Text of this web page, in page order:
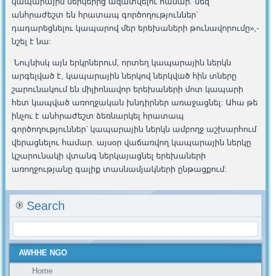
անհրաժեշտ են հրատապ գործողություններ՝
դադարեցնելու կապարով մեր երեխաների թունավորումը»,-
նշել է նա:
Նույնիսկ այն երկրներում, որտեղ կապարային ներկն
արգելված է, կապարային ներկով ներկված հին տները
շարունակում են միլիոնավոր երեխաների մոտ կապարի
հետ կապված առողջական խնդիրներ առաջացնել: Ահա թե
ինչու է անհրաժեշտ ձեռնարկել հրատապ
գործողություններ՝ կապարային ներկն ամբողջ աշխարհում
վերացնելու համար. այսօր վաճառվող կապարային ներկը
կշարունակի վտանգ ներկայացնել երեխաների
առողջությանը գալիք տասնամյակների ընթացքում:
Search
AWHHE NGO
Home